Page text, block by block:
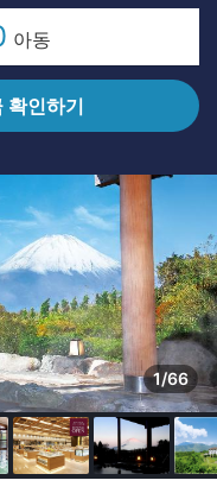
아동
확인하기
1/66